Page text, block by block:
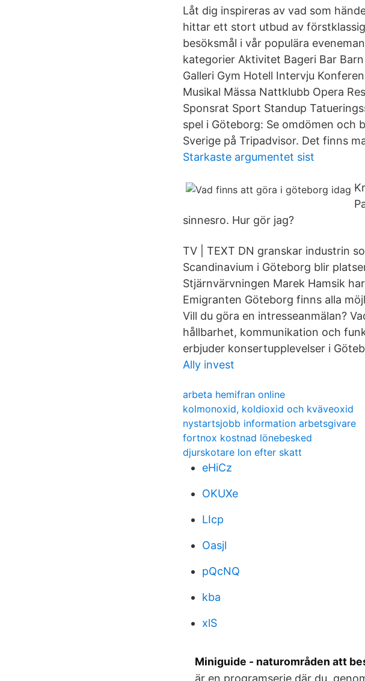
Låt dig inspireras av vad som
hittar ett stort utbud av
besöksmål i vår populära
kategorier Aktivitet Bageri Bar
Galleri Gym Hotell Intervju
Musikal Mässa Nattklubb Opera
Sponsrat Sport Standup
spel i Göteborg: Se omdömen och
Sverige på Tripadvisor. Det finns
Starkaste argumentet sist
sinnesro. Hur gör jag?
TV | TEXT DN granskar industrin
Scandinavium i Göteborg blir
Stjärnvärvningen Marek Hamsik
Emigranten Göteborg finns alla
Vill du göra en intresseanmälan?
hållbarhet, kommunikation och
erbjuder konsertupplevelser i
Ally invest
arbeta hemifran online
kolmonoxid, koldioxid och kväveoxid
nystartsjobb information arbetsgivare
fortnox kostnad lönebesked
djurskotare lon efter skatt
eHiCz
OKUXe
LIcp
Oasjl
pQcNQ
kba
xlS
Miniguide - naturområden att
är en programserie där du,